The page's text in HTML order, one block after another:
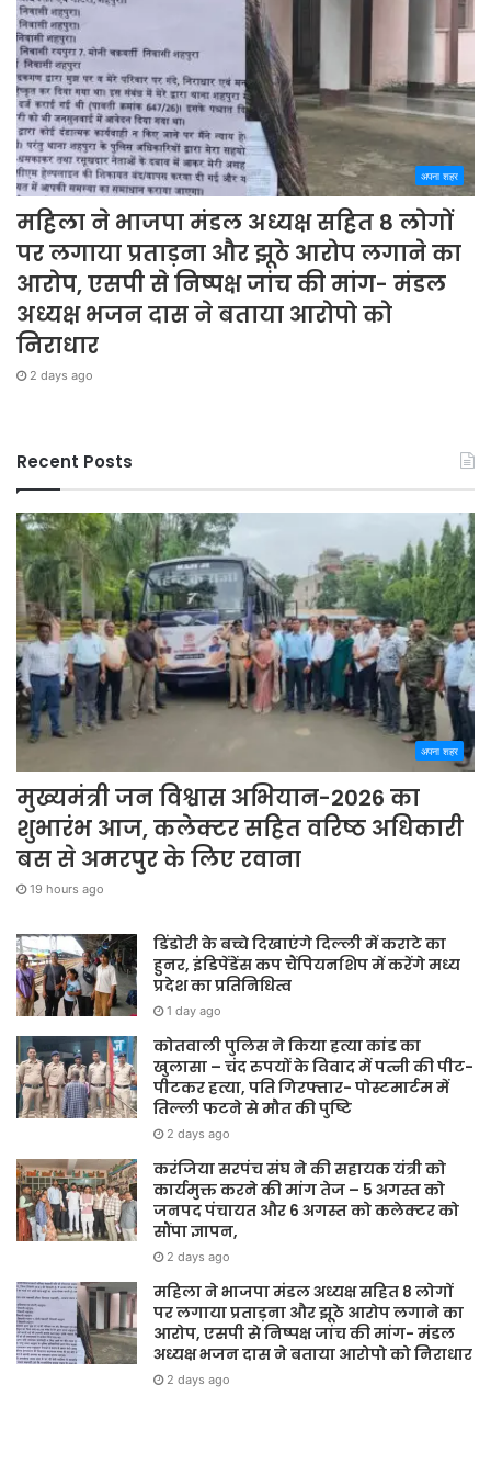
अपना शहर
महिला ने भाजपा मंडल अध्यक्ष सहित 8 लोगों
पर लगाया प्रताड़ना और झूठे आरोप लगाने का
आरोप, एसपी से निष्पक्ष जांच की मांग- मंडल
अध्यक्ष भजन दास ने बताया आरोपो को
निराधार
2 days ago
Recent Posts
अपना शहर
मुख्यमंत्री जन विश्वास अभियान-2026 का
शुभारंभ आज, कलेक्टर सहित वरिष्ठ अधिकारी
बस से अमरपुर के लिए रवाना
19 hours ago
डिंडोरी के बच्चे दिखाएंगे दिल्ली में कराटे का
हुनर, इंडिपेंडेंस कप चैंपियनशिप में करेंगे मध्य
प्रदेश का प्रतिनिधित्व
1 day ago
कोतवाली पुलिस ने किया हत्या कांड का
खुलासा – चंद रुपयों के विवाद में पत्नी की पीट-
पीटकर हत्या, पति गिरफ्तार- पोस्टमार्टम में
तिल्ली फटने से मौत की पुष्टि
2 days ago
करंजिया सरपंच संघ ने की सहायक यंत्री को
कार्यमुक्त करने की मांग तेज – 5 अगस्त को
जनपद पंचायत और 6 अगस्त को कलेक्टर को
सौंपा ज्ञापन,
2 days ago
महिला ने भाजपा मंडल अध्यक्ष सहित 8 लोगों
पर लगाया प्रताड़ना और झूठे आरोप लगाने का
आरोप, एसपी से निष्पक्ष जांच की मांग- मंडल
अध्यक्ष भजन दास ने बताया आरोपो को निराधार
2 days ago